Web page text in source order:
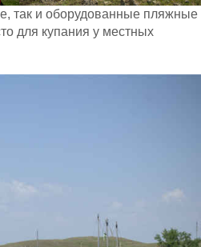
так и оборудованные пляжные
для купания у местных